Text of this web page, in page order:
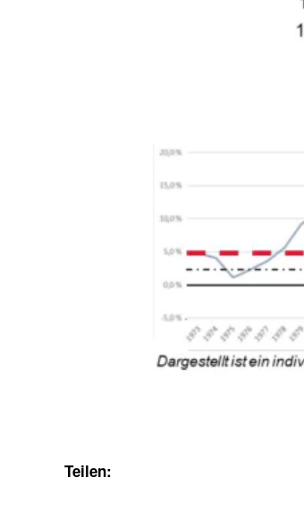
Teilen: